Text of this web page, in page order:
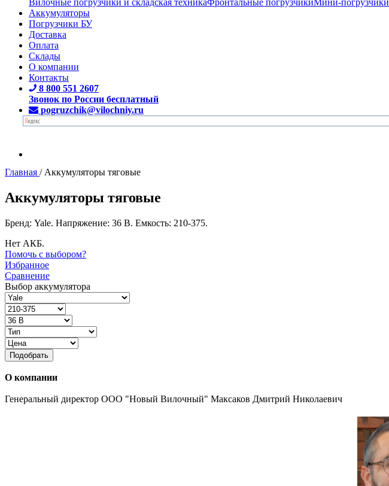
Аккумуляторы
Погрузчики БУ
Доставка
Оплата
Склады
О компании
Контакты
8 800 551 2607
Звонок по России бесплатный
pogruzchik@vilochniy.ru
Главная / Аккумуляторы тяговые
Аккумуляторы тяговые
Бренд: Yale. Напряжение: 36 В. Емкость: 210-375.
Нет АКБ.
Помочь с выбором?
Избранное
Сравнение
Выбор аккумулятора
Подобрать
О компании
Генеральный директор ООО "Новый Вилочный" Максаков Дмитрий Николаевич